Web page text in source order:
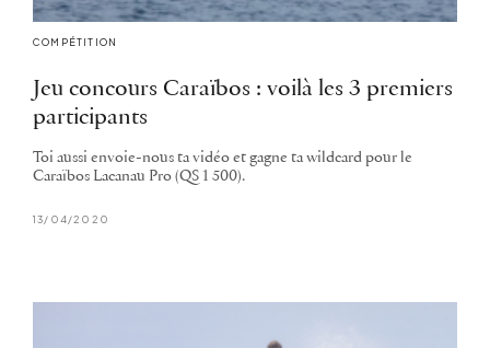
COMPÉTITION
Jeu concours Caraïbos : voilà les 3 premiers
participants
Toi aussi envoie-nous ta vidéo et gagne ta wildcard pour le
Caraïbos Lacanau Pro (QS 1 500).
13/04/2020